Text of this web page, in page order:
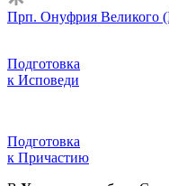
Прп. Онуфрия Великого
Подготовка
к Исповеди
Подготовка
к Причастию